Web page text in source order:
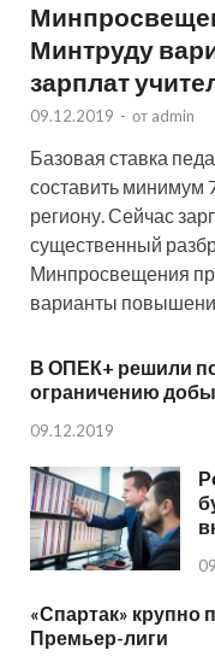
Минтруду
зарплат
09.12.2019 - от admin
Базовая ставка
составить минимум
региону. Сейчас
существенный
Минпросвещения
варианты
В ОПЕК+ решили
ограничению
09.12.2019
«Спартак» крупно
Премьер-лиги